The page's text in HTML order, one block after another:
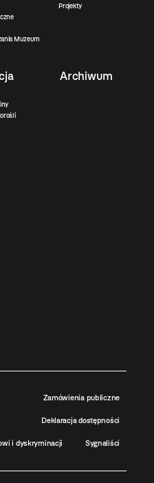
Muzeum
Projekty
Archiwum
Zamówienia publiczne
Deklaracja dostępności
i dyskryminacji Sygnaliści